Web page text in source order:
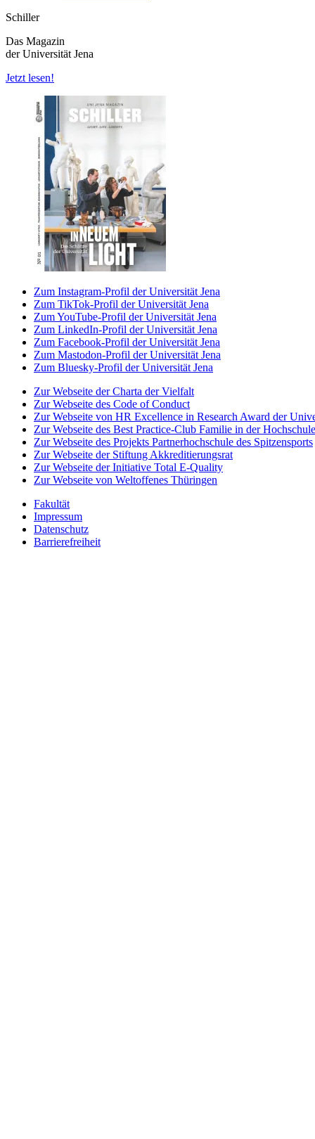
Schiller
Das Magazin
der Universität Jena
Jetzt lesen!
Zum Instagram-Profil der Universität Jena
Zum TikTok-Profil der Universität Jena
Zum YouTube-Profil der Universität Jena
Zum LinkedIn-Profil der Universität Jena
Zum Facebook-Profil der Universität Jena
Zum Mastodon-Profil der Universität Jena
Zum Bluesky-Profil der Universität Jena
Zur Webseite der Charta der Vielfalt
Zur Webseite des Code of Conduct
Zur Webseite von HR Excellence in Research Award der
Zur Webseite des Best Practice-Club Familie in der Hochschule
Zur Webseite des Projekts Partnerhochschule des Spitzensports
Zur Webseite der Stiftung Akkreditierungsrat
Zur Webseite der Initiative Total E-Quality
Zur Webseite von Weltoffenes Thüringen
Fakultät
Impressum
Datenschutz
Barrierefreiheit